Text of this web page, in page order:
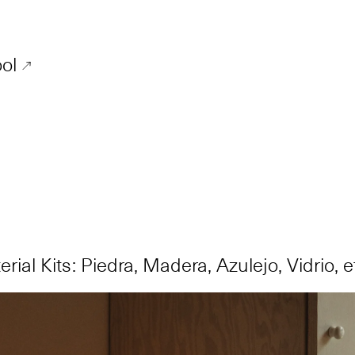
Kits: Piedra, Madera, Azulejo, Vidrio,